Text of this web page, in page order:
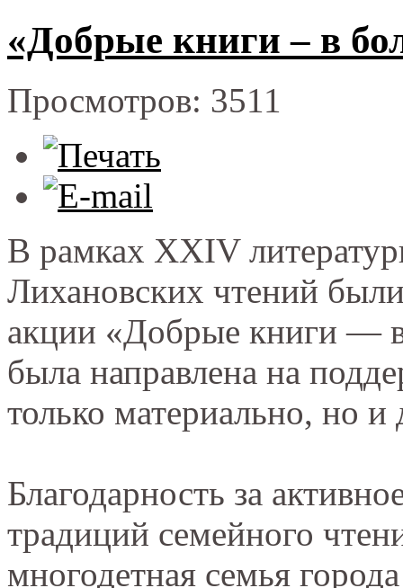
«Добрые книги – в
Просмотров: 3511
В рамках XXIV
Лихановских чтений
акции «Добрые книги —
была направлена на
только материально, но и
Благодарность за
традиций семейного
многодетная семья